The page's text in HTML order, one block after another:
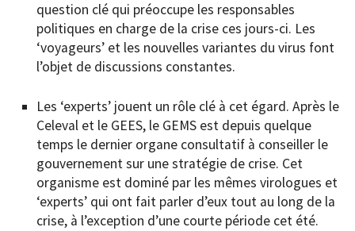
question clé qui préoccupe les responsables
politiques en charge de la crise ces jours-ci. Les
‘voyageurs’ et les nouvelles variantes du virus font
l’objet de discussions constantes.
Les ‘experts’ jouent un rôle clé à cet égard. Après le
Celeval et le GEES, le GEMS est depuis quelque
temps le dernier organe consultatif à conseiller le
gouvernement sur une stratégie de crise. Cet
organisme est dominé par les mêmes virologues et
‘experts’ qui ont fait parler d’eux tout au long de la
crise, à l’exception d’une courte période cet été.